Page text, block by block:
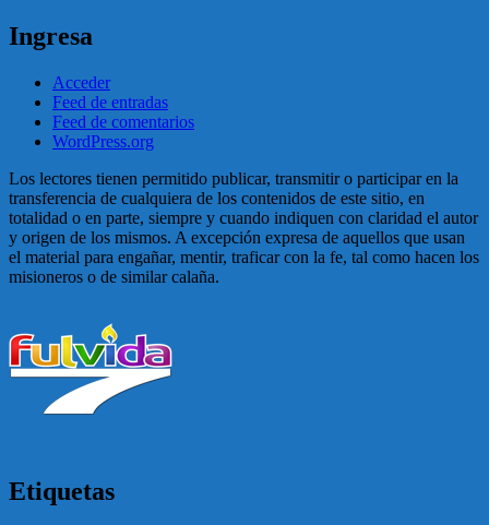
Ingresa
Acceder
Feed de entradas
Feed de comentarios
WordPress.org
Los lectores tienen permitido publicar, transmitir o participar en la
transferencia de cualquiera de los contenidos de este sitio, en
totalidad o en parte, siempre y cuando indiquen con claridad el autor
y origen de los mismos. A excepción expresa de aquellos que usan
el material para engañar, mentir, traficar con la fe, tal como hacen los
misioneros o de similar calaña.
Etiquetas